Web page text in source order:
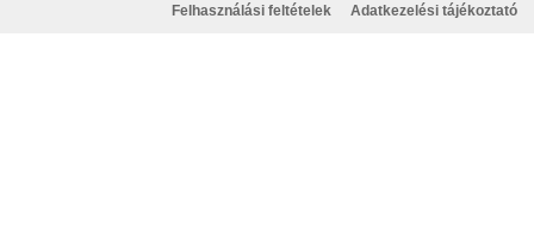
Felhasználási feltételek Adatkezelési tájékoztató